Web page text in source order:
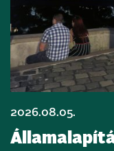
2026.08.05.